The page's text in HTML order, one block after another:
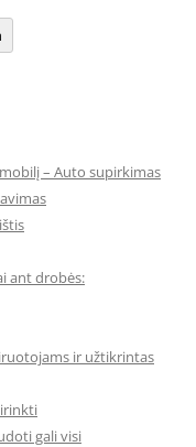
– Auto supirkimas
ant drobės:
ir užtikrintas
gali visi